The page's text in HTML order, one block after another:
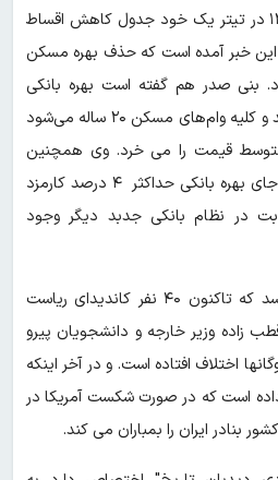
قبل امروز دوشنبه ۳ دی ۱۳۵۸ در تیتر یک خود جدول کاهش اقساط
این خبر آمده است که حذف بهره مسکن
بنی صدر هم گفته است بهره بانکی
حذف و تجارت خارجی ملی شد و کلیه وام‌های مسکن ۲۰ ساله می‌شود
قیمت را می خرد. وی همچنین
اضافه کرده که از این پس به جای بهره بانکی حداکثر ۴ درصد کارمزد
در نظام بانکی جدبد دیگر وجود
از وزارت کشور هم خبر می رسد که تاکنون ۴۰ نفر کاندیدای ریاست
زاده وزیر خارجه و دانشجویان پیرو
اختلاف افتاده است. و در آخر اینکه
داده است که در صورت شکست آمریکا در
بنادر ایران را بمباران می کند.